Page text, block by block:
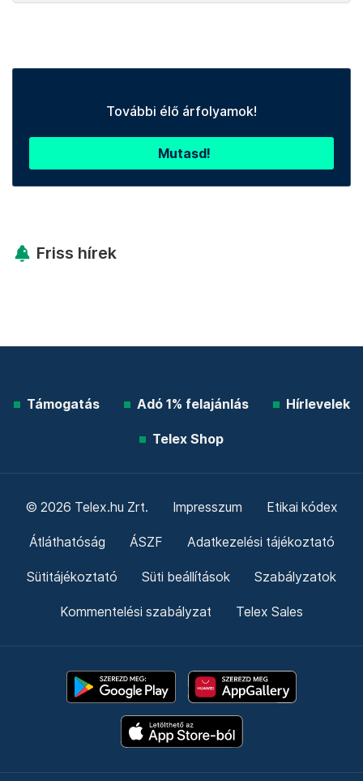
További élő árfolyamok!
Mutasd!
Friss hírek
Támogatás Adó 1% felajánlás Hírlevelek
Telex Shop
© 2026 Telex.hu Zrt. Impresszum Etikai kódex
Átláthatóság ÁSZF Adatkezelési tájékoztató
Sütitájékoztató Süti beállítások Szabályzatok
Kommentelési szabályzat Telex Sales